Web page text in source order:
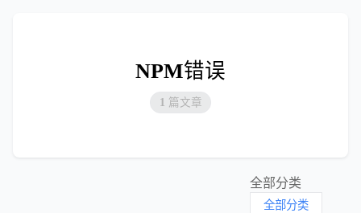
NPM错误
1 篇文章
全部分类
全部分类